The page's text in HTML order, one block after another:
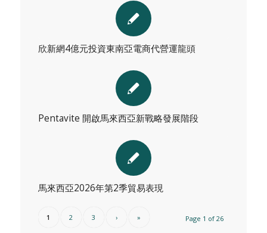
欣新網4億元投資東南亞電商代營運龍頭
Pentavite 開啟馬來西亞新戰略發展階段
馬來西亞2026年第2季貿易表現
Page 1 of 26
1 2 3 › »